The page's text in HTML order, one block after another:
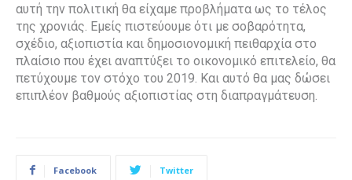
αυτή την πολιτική θα είχαμε προβλήματα ως το τέλος
της χρονιάς. Εμείς πιστεύουμε ότι με σοβαρότητα,
σχέδιο, αξιοπιστία και δημοσιονομική πειθαρχία στο
πλαίσιο που έχει αναπτύξει το οικονομικό επιτελείο, θα
πετύχουμε τον στόχο του 2019. Και αυτό θα μας δώσει
επιπλέον βαθμούς αξιοπιστίας στη διαπραγμάτευση.
Facebook Twitter